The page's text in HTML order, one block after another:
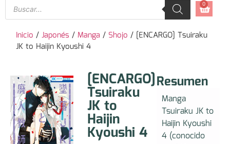
0
Inicio /Japonés /Manga / Shojo / [ENCARGO] Tsuiraku
JK to Haijin Kyoushi 4
[ENCARGO]
Tsuiraku
JK to
Haijin
Kyoushi 4
Resumen
Manga
Tsuiraku JK to
Haijin Kyoushi
4 (conocido